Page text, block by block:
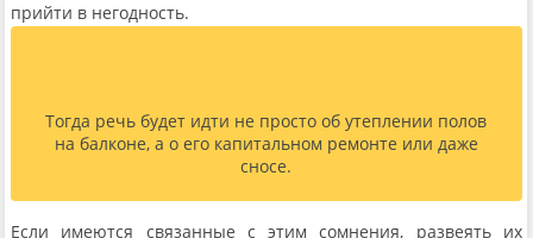
прийти в негодность.
Тогда речь будет идти не просто об утеплении полов
на балконе, а о его капитальном ремонте или даже
сносе.
Если имеются связанные с этим сомнения, развеять их